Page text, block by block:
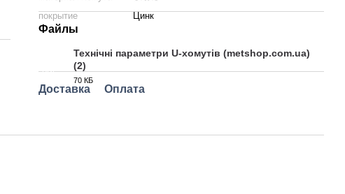
покрытие
Цинк
Файлы
PDF
Технічні параметри U-хомутів (metshop.com.ua)
(2)
70 КБ
Доставка Оплата